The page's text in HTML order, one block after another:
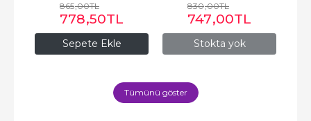
Sepete Ekle
865,00TL
778,50TL
Stokta yok
830,00TL
747,00TL
Tümünü göster